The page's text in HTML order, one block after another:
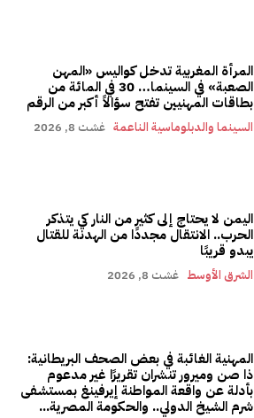
المرأة المغربية تدخل كواليس «المهن
الصعبة» في السينما… 30 في المائة من
بطاقات المهنيين تفتح سؤالاً أكبر من الرقم
السينما والدبلوماسية الناعمة غشت 8, 2026
اليمن لا يحتاج إلى كثير من النار كي يتذكر
الحرب.. الانتقال مجددًا من الهدنة للقتال
يبدو قريبًا
الشرق الأوسط غشت 8, 2026
المهنية الغائبة في بعض الصحف البريطانية:
ذا صن وميرور تنشران تقريرًا غير مدعوم
بأدلة عن واقعة المواطنة إيرفينغ بمستشفى
شرم الشيخ الدولي.. والحكومة المصرية...